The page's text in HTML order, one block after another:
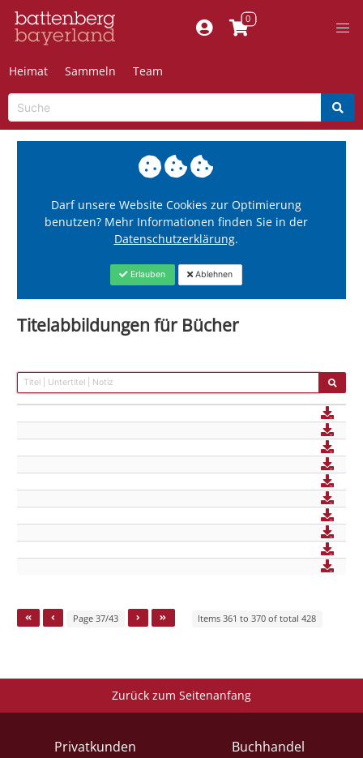
Heimat Sammeln Team
Darf unsere Website Cookies zur Optimierung
benutzen? Mehr Informationen finden Sie in der
Datenschutzerklärung.
Erlauben Ablehnen
Titelabbildungen für Bücher
Page 37/43 Items 361 to 370 of total 428
Zurück zum Seitenanfang
Privatkunden Buchhandel